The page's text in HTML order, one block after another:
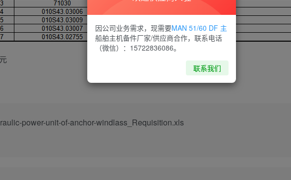
power-unit-of-anchor-windlass_Requisition.xls
因公司业务需求，现需要MAN 51/60 DF 主
船舶主机备件厂家/供应商合作，联系电话
（微信）：15722836086。
联系我们